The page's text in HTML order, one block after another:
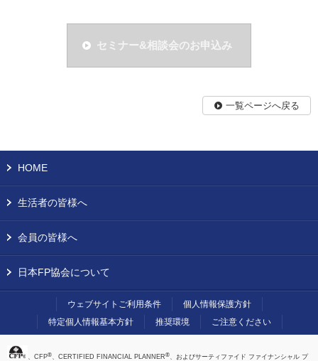
セミナー&相談会のお申込み
一覧ページへ戻る
HOME
生活者の皆様へ
会員の皆様へ
日本FP協会について
ウェブサイトご利用条件
個人情報保護方針
特定個人情報基本方針
推奨環境 ご注意ください
、CFP®、CERTIFIED FINANCIAL PLANNER®、およびサーティファイド ファイナンシャル プ